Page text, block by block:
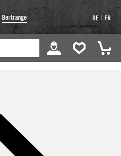
Bertrange DE | FR